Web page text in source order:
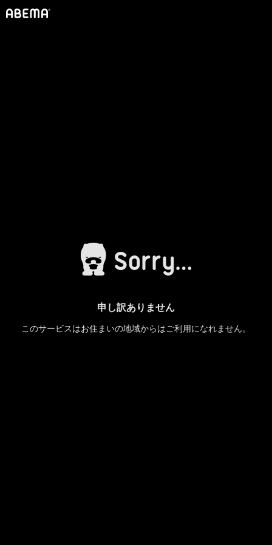
申し訳ありません
このサービスはお住まいの地域からはご利用になれません。